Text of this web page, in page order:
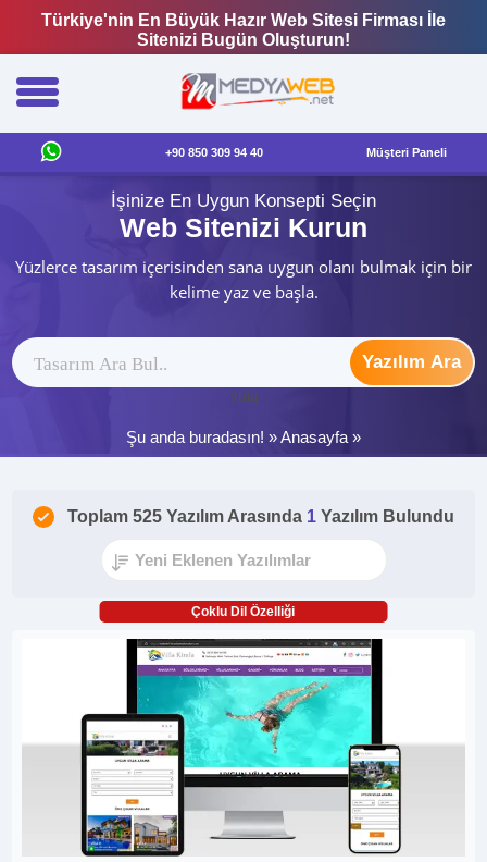
Türkiye'nin En Büyük Hazır Web Sitesi Firması İle
Sitenizi Bugün Oluşturun!
+90 850 309 94 40 Müşteri Paneli
İşinize En Uygun Konsepti Seçin
Web Sitenizi Kurun
Yüzlerce tasarım içerisinden sana uygun olanı bulmak için bir
kelime yaz ve başla.
Yazılım Ara
ytag
Şu anda buradasın! »Anasayfa »
Toplam 525 Yazılım Arasında 1 Yazılım Bulundu
Çoklu Dil Özelliği